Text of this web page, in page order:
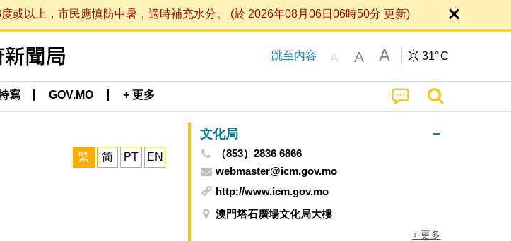
或以上，市民應慎防中暑，適時補充水分。 (於 2026年08月06日06時50分 更新)
跳至內容 A A A 31°C
寫 GOV.MO + 更多
繁 简 PT EN
文化局
（853）2836 6866
webmaster@icm.gov.mo
http://www.icm.gov.mo
澳門塔石廣場文化局大樓
+ 更多